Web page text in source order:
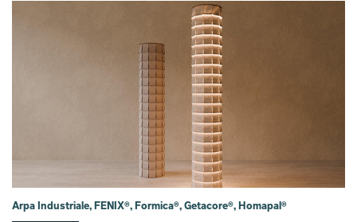
Arpa Industriale, FENIX®, Formica®, Getacore®, Homapal®